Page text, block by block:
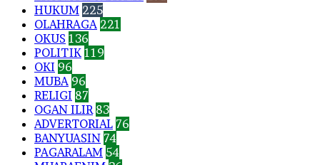
HUKUM 225
OLAHRAGA 221
OKUS 136
POLITIK 119
OKI 96
MUBA 96
RELIGI 87
OGAN ILIR 83
ADVERTORIAL 76
BANYUASIN 74
PAGARALAM 54